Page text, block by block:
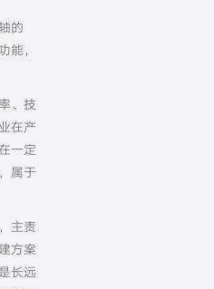
的
，
、技
在产
一定
属于
主责
方案
长远